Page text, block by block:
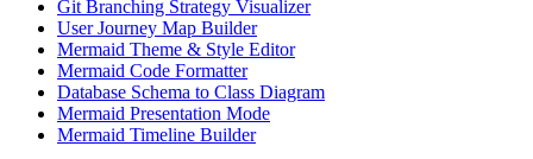
Git Branching Strategy Visualizer
User Journey Map Builder
Mermaid Theme & Style Editor
Mermaid Code Formatter
Database Schema to Class Diagram
Mermaid Presentation Mode
Mermaid Timeline Builder